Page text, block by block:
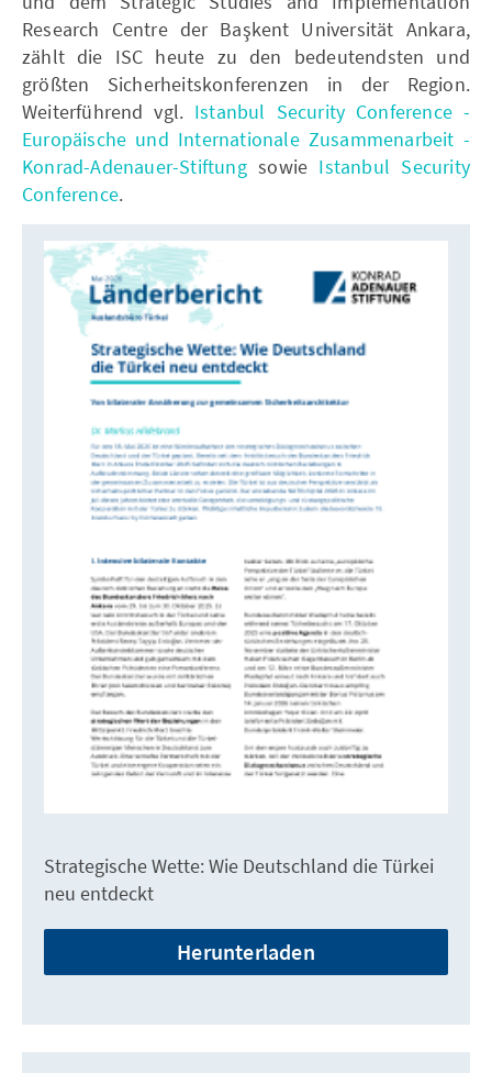
Research Centre der Başkent Universität Ankara,
zählt die ISC heute zu den bedeutendsten und
größten Sicherheitskonferenzen in der Region.
Weiterführend vgl. Istanbul Security Conference -
Europäische und Internationale Zusammenarbeit -
Konrad-Adenauer-Stiftungsowie Istanbul Security
Conference.
Strategische Wette: Wie Deutschland die Türkei
neu entdeckt
Herunterladen